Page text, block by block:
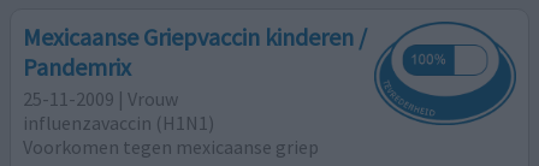
Mexicaanse Griepvaccin kinderen /
Pandemrix
25-11-2009 | Vrouw
influenzavaccin (H1N1)
Voorkomen tegen mexicaanse griep